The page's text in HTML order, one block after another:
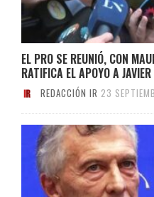
EL PRO SE REUNIÓ, CON
RATIFICA EL APOYO A
REDACCIÓN IR 23